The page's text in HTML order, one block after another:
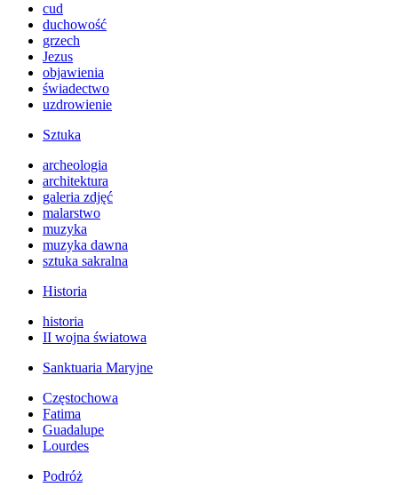
cud
duchowość
grzech
Jezus
objawienia
świadectwo
uzdrowienie
Sztuka
archeologia
architektura
galeria zdjęć
malarstwo
muzyka
muzyka dawna
sztuka sakralna
Historia
historia
II wojna światowa
Sanktuaria Maryjne
Częstochowa
Fatima
Guadalupe
Lourdes
Podróż